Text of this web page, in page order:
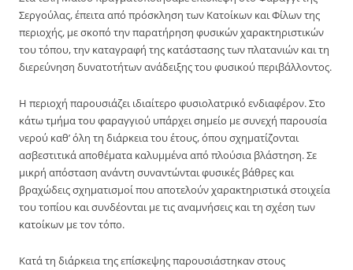
Σεργούλας, έπειτα από πρόσκληση των Κατοίκων και Φίλων της
περιοχής, με σκοπό την παρατήρηση φυσικών χαρακτηριστικών
του τόπου, την καταγραφή της κατάστασης των πλατανιών και τη
διερεύνηση δυνατοτήτων ανάδειξης του φυσικού περιβάλλοντος.
Η περιοχή παρουσιάζει ιδιαίτερο φυσιολατρικό ενδιαφέρον. Στο
κάτω τμήμα του φαραγγιού υπάρχει σημείο με συνεχή παρουσία
νερού καθ’ όλη τη διάρκεια του έτους, όπου σχηματίζονται
ασβεστιτικά αποθέματα καλυμμένα από πλούσια βλάστηση. Σε
μικρή απόσταση ανάντη συναντώνται φυσικές βάθρες και
βραχώδεις σχηματισμοί που αποτελούν χαρακτηριστικά στοιχεία
του τοπίου και συνδέονται με τις αναμνήσεις και τη σχέση των
κατοίκων με τον τόπο.
Κατά τη διάρκεια της επίσκεψης παρουσιάστηκαν στους